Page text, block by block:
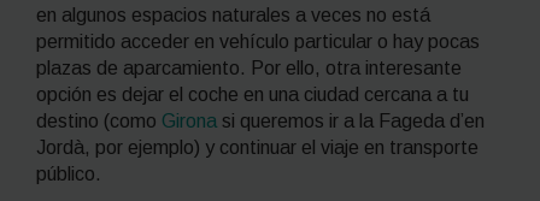
en algunos espacios naturales a veces no está
permitido acceder en vehículo particular o hay pocas
plazas de aparcamiento. Por ello, otra interesante
opción es dejar el coche en una ciudad cercana a tu
destino (como Girona si queremos ir a la Fageda d’en
Jordà, por ejemplo) y continuar el viaje en transporte
público.